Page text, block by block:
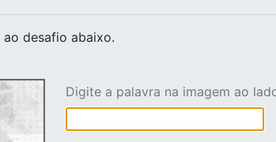
ao desafio abaixo.
Digite a palavra na imagem ao